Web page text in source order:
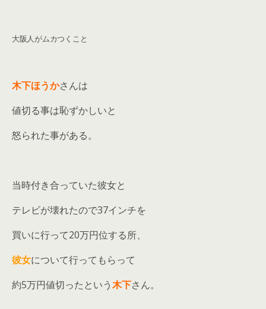
大阪人がムカつくこと
木下ほうかさんは
値切る事は恥ずかしいと
怒られた事がある。
当時付き合っていた彼女と
テレビが壊れたので37インチを
買いに行って20万円位する所、
彼女について行ってもらって
約5万円値切ったという木下さん。